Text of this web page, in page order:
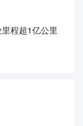
程超1亿公里